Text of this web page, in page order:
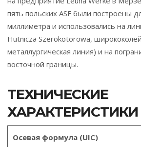
пять польских ASF были построены
миллиметра и использовались на
Hutnicza Szerokotorowa,
металлургическая линия) и на
восточной границы.
ТЕХНИЧЕСКИЕ
ХАРАКТЕРИСТИКИ
Осевая формула (UIC)